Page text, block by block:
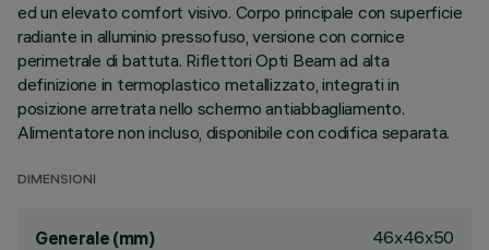
ed un elevato comfort visivo. Corpo principale con superficie
radiante in alluminio pressofuso, versione con cornice
perimetrale di battuta. Riflettori Opti Beam ad alta
definizione in termoplastico metallizzato, integrati in
posizione arretrata nello schermo antiabbagliamento.
Alimentatore non incluso, disponibile con codifica separata.
DIMENSIONI
Generale (mm) 46x46x50